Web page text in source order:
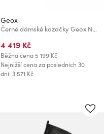
Geox
Černé dámské kozačky Geox Nalvia
4 419 Kč
Běžná cena5 199 Kč
Nejnižší cena za posledních 30
dní: 3 571 Kč